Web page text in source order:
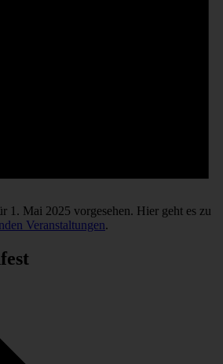
1. Mai 2025 vorgesehen. Hier geht es zu
Veranstaltungen.